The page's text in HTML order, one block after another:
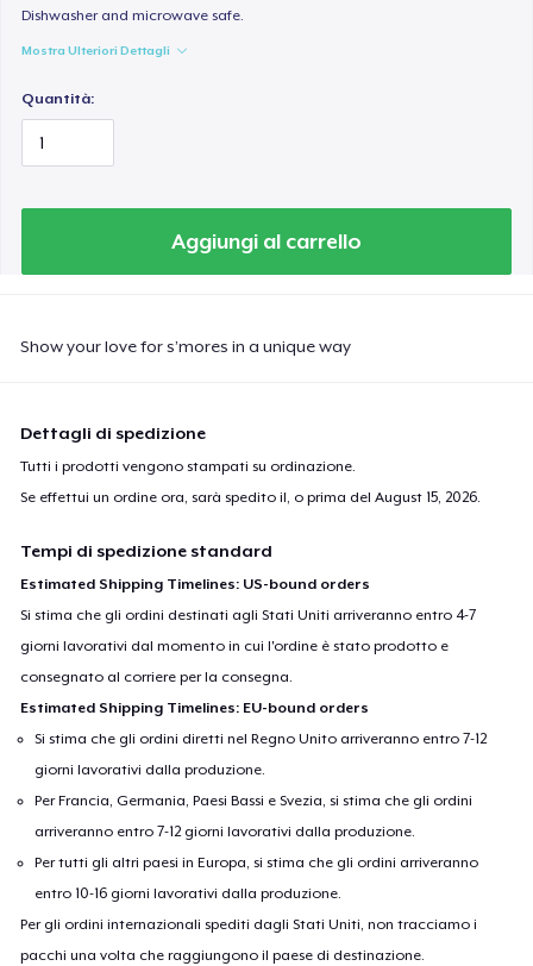
Dishwasher and microwave safe.
Mostra Ulteriori Dettagli
Quantità:
Aggiungi al carrello
Show your love for s’mores in a unique way
Dettagli di spedizione
Tutti i prodotti vengono stampati su ordinazione.
Se effettui un ordine ora, sarà spedito il, o prima delAugust 15, 2026.
Tempi di spedizione standard
Estimated Shipping Timelines: US-bound orders
Si stima che gli ordini destinati agli Stati Uniti arriveranno entro 4-7
giorni lavorativi dal momento in cui l'ordine è stato prodotto e
consegnato al corriere per la consegna.
Estimated Shipping Timelines: EU-bound orders
Si stima che gli ordini diretti nel Regno Unito arriveranno entro 7-12
giorni lavorativi dalla produzione.
Per Francia, Germania, Paesi Bassi e Svezia, si stima che gli ordini
arriveranno entro 7-12 giorni lavorativi dalla produzione.
Per tutti gli altri paesi in Europa, si stima che gli ordini arriveranno
entro 10-16 giorni lavorativi dalla produzione.
Per gli ordini internazionali spediti dagli Stati Uniti, non tracciamo i
pacchi una volta che raggiungono il paese di destinazione.